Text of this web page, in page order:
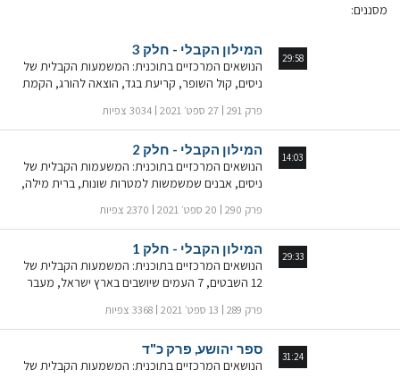
מסננים:
29:58
המילון הקבלי - חלק 3
הנושאים המרכזיים בתוכנית: המשמעות הקבלית של
ניסים, קול השופר, קריעת בגד, הוצאה להורג, הקמת
הוצאות להורג על פי חכמת הקבלה? מי הם הבנים ומי
הן הבנות בהתפתחותו הרוחנית של האדם ואיך
הולדתם עוזרת לאדם להגיע לרוחניות? הרב ד"ר
מיכאל לייטמן מבאר את סודות ספר הספרים
פרק 291 27 ספט׳ 2021 3034 צפיות
14:03
המילון הקבלי - חלק 2
הנושאים המרכזיים בתוכנית: המשעמות הקבלית של
ניסים, אבנים שמשמשות למטרות שונות, ברית מילה,
חכמת הקבלה? מהו מ"ן בהתפתחותו הרוחנית של
האדם ואיך העלאת מ"ן עוזרת לאדם להגיע לגילוי
הרוחניות? הרב ד"ר מיכאל לייטמן מבאר את סודות
ספר הספרים
פרק 290 20 ספט׳ 2021 2370 צפיות
29:33
המילון הקבלי - חלק 1
הנושאים המרכזיים בתוכנית: המשמעות הקבלית של
12 השבטים, 7 העמים שיושבים בארץ ישראל, מעבר
מלכי הערים, ארון הברית ▪ עוד בתוכנית: מה מסמל
נהר על פי חכמת הקבלה? מהי עיר מקלט
בהתפתחותו הרוחנית של האדם ואיך זה עוזר לו בגילוי
הרוחניות? הרב ד"ר מיכאל לייטמן מבאר את סודות
פרק 289 13 ספט׳ 2021 3368 צפיות
31:24
ספר יהושע, פרק כ"ד
הנושאים המרכזיים בתוכנית: המשמעות הקבלית של